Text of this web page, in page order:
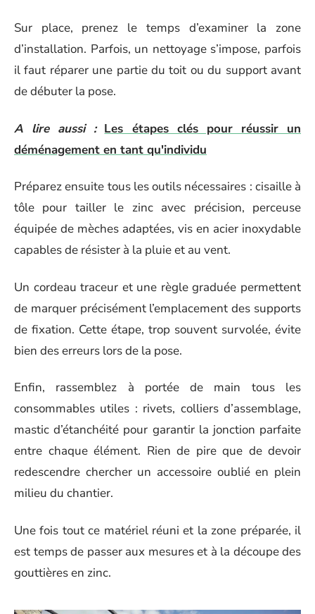
Sur place, prenez le temps d’examiner la zone
d’installation. Parfois, un nettoyage s’impose, parfois
il faut réparer une partie du toit ou du support avant
de débuter la pose.
A lire aussi : Les étapes clés pour réussir un
déménagement en tant qu'individu
Préparez ensuite tous les outils nécessaires : cisaille à
tôle pour tailler le zinc avec précision, perceuse
équipée de mèches adaptées, vis en acier inoxydable
capables de résister à la pluie et au vent.
Un cordeau traceur et une règle graduée permettent
de marquer précisément l’emplacement des supports
de fixation. Cette étape, trop souvent survolée, évite
bien des erreurs lors de la pose.
Enfin, rassemblez à portée de main tous les
consommables utiles : rivets, colliers d’assemblage,
mastic d’étanchéité pour garantir la jonction parfaite
entre chaque élément. Rien de pire que de devoir
redescendre chercher un accessoire oublié en plein
milieu du chantier.
Une fois tout ce matériel réuni et la zone préparée, il
est temps de passer aux mesures et à la découpe des
gouttières en zinc.